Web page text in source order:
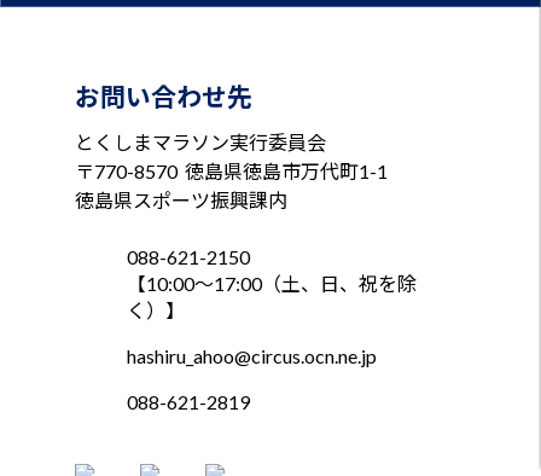
お問い合わせ先
とくしまマラソン実行委員会
〒770-8570 徳島県徳島市万代町1-1
徳島県スポーツ振興課内
088-621-2150
【10:00～17:00（土、日、祝を除
く）】
hashiru_ahoo@circus.ocn.ne.jp
088-621-2819